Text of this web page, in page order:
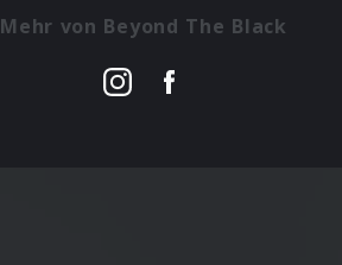
Mehr von Beyond The Black